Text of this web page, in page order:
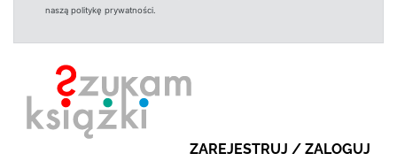
naszą politykę prywatności.
ZAREJESTRUJ / ZALOGUJ